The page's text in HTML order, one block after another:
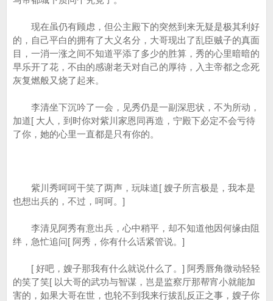
现在虽仍有顾虑，但公主殿下的突然到来无疑是极其利好
的，自己平白的拥有了大义名分，大哥现出了乱臣贼子的真面
目，一消一涨之间不知道平添了多少的胜算，秀的心里暗暗的
早乐开了花，不由的感谢老天对自己的厚待，入主帝都之念死
灰复燃般又烧了起来。
李清坐下沉吟了一会，见秀仍是一副深思状，不为所动，
加道[ 大人，到时你对紫川家恩同再造，宁殿下必定不会亏待
了你，她的心里一直都是只有你的。
紫川秀呵呵干笑了两声，玩味道[ 嫂子所言极是，我本是
也想出兵的，不过，呵呵。]
李清见阿秀有意出兵，心中稍平，却不知道他因何缘由阻
绊，急忙追问[ 阿秀，你有什么话紧管说。]
[ 好吧，嫂子那我有什么就说什么了。] 阿秀唇角微动轻轻
的笑了笑[ 以大哥的武功与智谋，岂是监察厅那帮宵小就能加
害的，如果大哥在世，也轮不到我来行拔乱反正之事，嫂子你